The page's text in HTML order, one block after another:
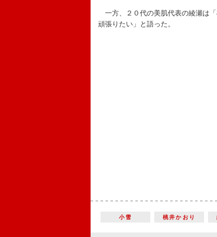
一方、２０代の美肌代表の綾瀬は
頑張りたい」と語った。
小雪 桃井かおり